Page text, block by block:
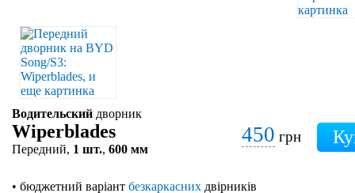
Водительский дворник
Wiperblades
Передний, 1 шт., 600 мм
450 грн
• бюджетний варіант безкаркасних двірників